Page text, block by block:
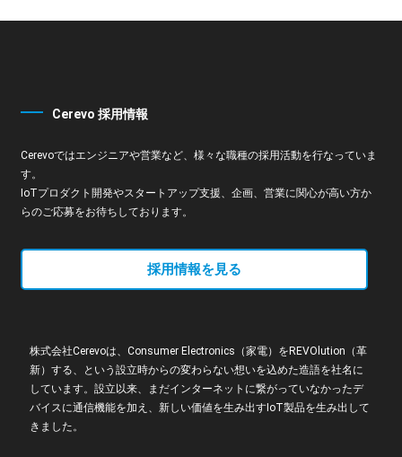
Cerevo 採用情報
Cerevoではエンジニアや営業など、様々な職種の採用活動を行なっていま
す。
IoTプロダクト開発やスタートアップ支援、企画、営業に関心が高い方か
らのご応募をお待ちしております。
採用情報を見る
株式会社Cerevoは、Consumer Electronics（家電）をREVOlution（革
新）する、という設立時からの変わらない想いを込めた造語を社名に
しています。設立以来、まだインターネットに繋がっていなかったデ
バイスに通信機能を加え、新しい価値を生み出すIoT製品を生み出して
きました。